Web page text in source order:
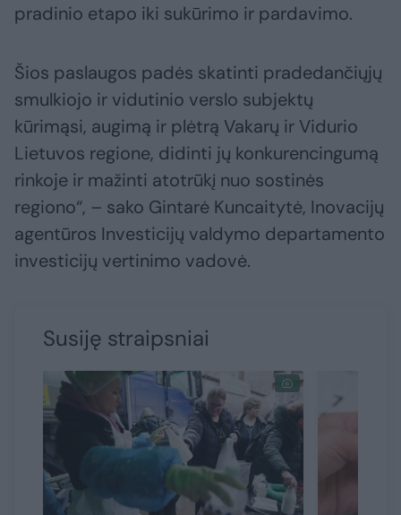
pradinio etapo iki sukūrimo ir pardavimo.
Šios paslaugos padės skatinti pradedančiųjų
smulkiojo ir vidutinio verslo subjektų
kūrimąsi, augimą ir plėtrą Vakarų ir Vidurio
Lietuvos regione, didinti jų konkurencingumą
rinkoje ir mažinti atotrūkį nuo sostinės
regiono“, – sako Gintarė Kuncaitytė, Inovacijų
agentūros Investicijų valdymo departamento
investicijų vertinimo vadovė.
Susiję straipsniai